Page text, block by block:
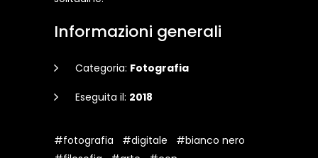
Informazioni generali
Categoria: Fotografia
Eseguita il: 2018
#fotografia #digitale
#bianco nero